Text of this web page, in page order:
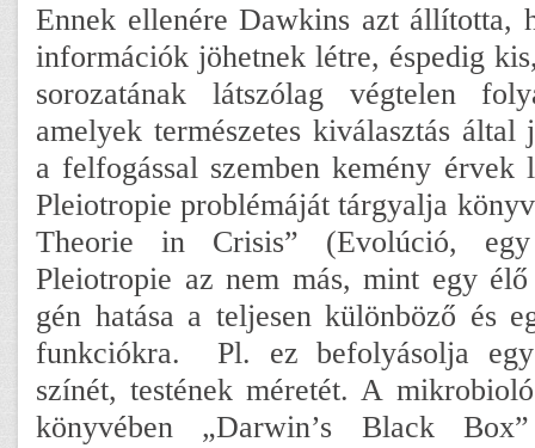
Ennek ellenére Dawkins azt állította,
információk jöhetnek létre, éspedig
sorozatának látszólag végtelen
amelyek természetes kiválasztás
a felfogással szemben kemény érvek
Pleiotropie problémáját tárgyalja
Theorie in Crisis” (Evolúció,
Pleiotropie az nem más, mint egy élő
gén hatása a teljesen különböző és
funkciókra. Pl. ez befolyásolja egy
színét, testének méretét. A
könyvében „Darwin’s Black